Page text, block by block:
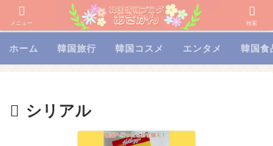
ホーム 韓国旅行 韓国コスメ エンタメ 韓国食
シリアル
メニュー 検索